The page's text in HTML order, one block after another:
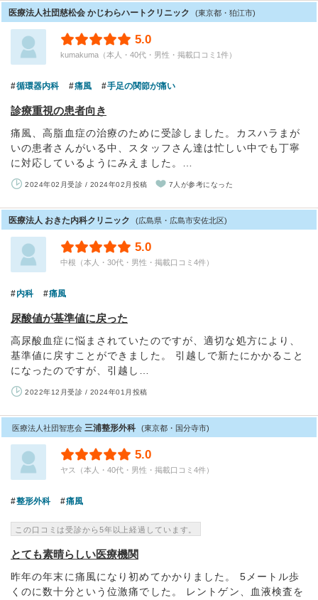
医療法人社団慈松会 かじわらハートクリニック (東京都・狛江市)
5.0
kumakuma（本人・40代・男性・掲載口コミ1件）
循環器内科 痛風 手足の関節が痛い
診療重視の患者向き
痛風、高脂血症の治療のために受診しました。カスハラまが
いの患者さんがいる中、スタッフさん達は忙しい中でも丁寧
に対応しているようにみえました。…
2024年02月受診 / 2024年02月投稿 7人が参考になった
医療法人 おきた内科クリニック (広島県・広島市安佐北区)
5.0
中根（本人・30代・男性・掲載口コミ4件）
内科 痛風
尿酸値が基準値に戻った
高尿酸血症に悩まされていたのですが、適切な処方により、
基準値に戻すことができました。 引越しで新たにかかること
になったのですが、引越し…
2022年12月受診 / 2024年01月投稿
医療法人社団智恵会 三浦整形外科 (東京都・国分寺市)
5.0
ヤス（本人・40代・男性・掲載口コミ4件）
整形外科 痛風
この口コミは受診から5年以上経過しています。
とても素晴らしい医療機関
昨年の年末に痛風になり初めてかかりました。 5メートル歩
くのに数十分という位激痛でした。 レントゲン、血液検査を